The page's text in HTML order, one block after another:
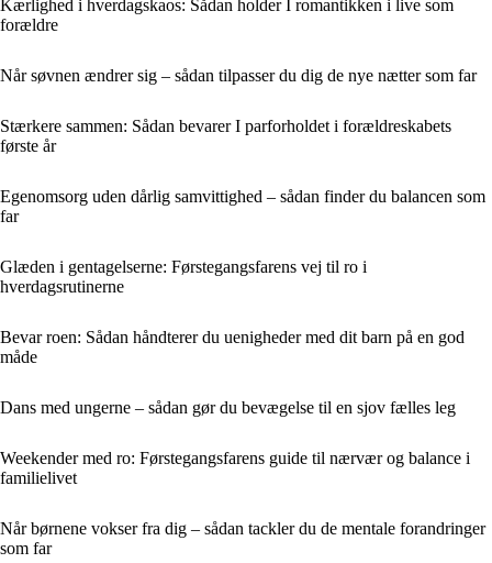
Kærlighed i hverdagskaos: Sådan holder I romantikken i live som
forældre
Når søvnen ændrer sig – sådan tilpasser du dig de nye nætter som far
Stærkere sammen: Sådan bevarer I parforholdet i forældreskabets
første år
Egenomsorg uden dårlig samvittighed – sådan finder du balancen som
far
Glæden i gentagelserne: Førstegangsfarens vej til ro i
hverdagsrutinerne
Bevar roen: Sådan håndterer du uenigheder med dit barn på en god
måde
Dans med ungerne – sådan gør du bevægelse til en sjov fælles leg
Weekender med ro: Førstegangsfarens guide til nærvær og balance i
familielivet
Når børnene vokser fra dig – sådan tackler du de mentale forandringer
som far